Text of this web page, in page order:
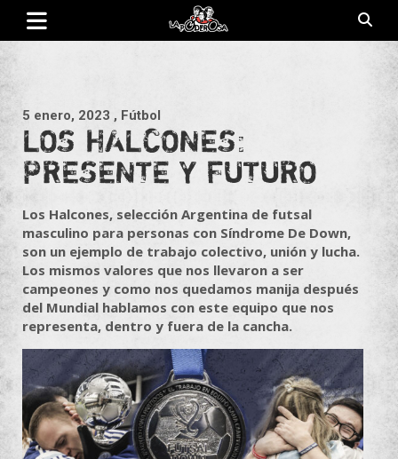
Saltar
contenido
5 enero, 2023 , Fútbol
LOS HALCONES:
PRESENTE Y FUTURO
Los Halcones, selección Argentina de futsal
masculino para personas con Síndrome De Down,
son un ejemplo de trabajo colectivo, unión y lucha.
Los mismos valores que nos llevaron a ser
campeones y como nos quedamos manija después
del Mundial hablamos con este equipo que nos
representa, dentro y fuera de la cancha.